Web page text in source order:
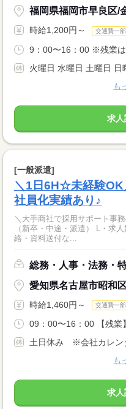
福岡県福岡市早良区/
時給1,200円～ 交通費一
9：00〜16：00 ※残業は
火曜日 水曜日 土曜日 日
も
求人
[一般派遣]
＼1日6H☆未経験
社員化実績あり♪
＼大手商社で採用サポート事
（新卒・中途・派遣） L・求
絡・資料送付な...
総務・人事・法務・
愛知県名古屋市昭和
時給1,460円～ 交通費一
09：00〜16：00 【残業
土日休み ※会社カレン
も
求人